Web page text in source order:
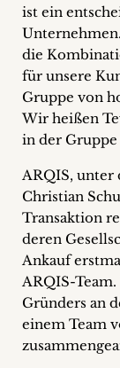
ist ein
die
für unsere
Gruppe von
Wir heißen
in der
ARQIS, unter
Christian
Transaktion
deren
Ankauf
ARQIS-
Gründers an
einem Team